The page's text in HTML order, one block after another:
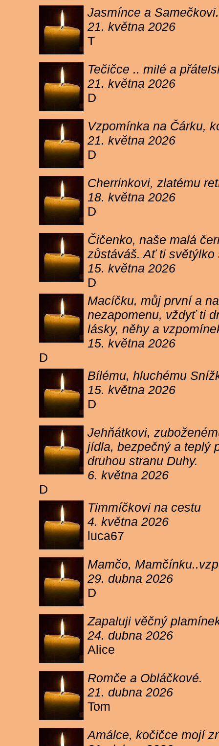
Jasmínce a
21. května 2026
T
Tečičce .. milé a
21. května 2026
D
Vzpomínka na Čárku,
21. května 2026
D
Cherrinkovi, zlatému
18. května 2026
D
Čičenko, naše malá
zůstáváš. Ať ti
15. května 2026
D
Macíčku, můj první a
nezapomenu, vždyť ti
lásky, něhy a
15. května 2026
D
Bílému, hluchému
15. května 2026
D
Jehňátkovi,
jídla, bezpečný a teplý
druhou stranu Duhy.
6. května 2026
D
Timmíčkovi na cestu
4. května 2026
luca67
Mamčo,
29. dubna 2026
D
Zapaluji věčný
24. dubna 2026
Alice
Romče a Obláčkové.
21. dubna 2026
Tom
Amálce, kočičce mojí